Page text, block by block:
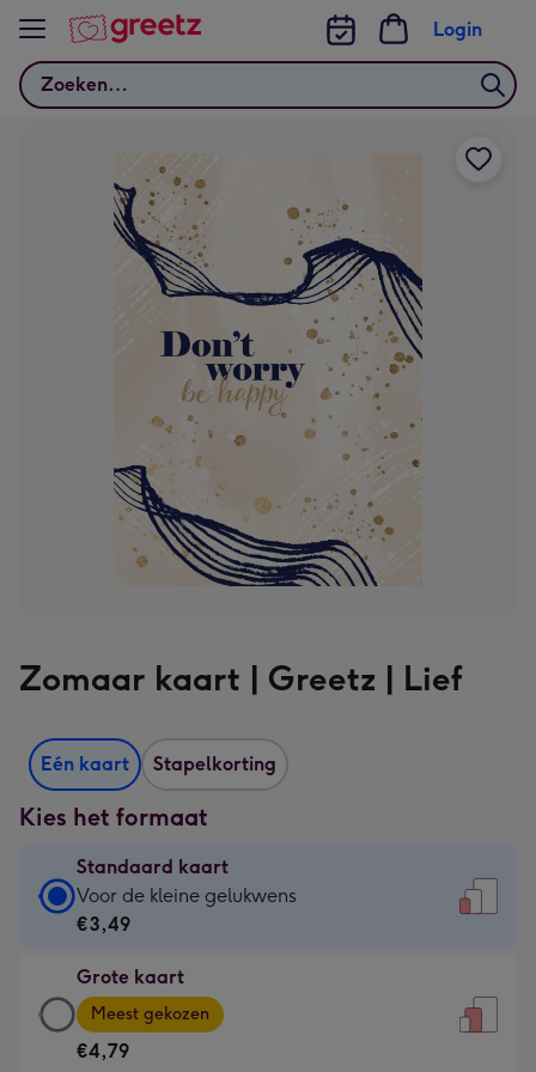
Bekijk meer
Zoeken
Login
Zomaar kaart | Greetz | Lief
Eén kaart Stapelkorting
Kies het formaat
Standaard kaart
Standaard
kaart
€3,49
-
Voor
Voor de kleine gelukwens
€3,49
Grote kaart
Grote
kaart
-
Meest gekozen
€4,79